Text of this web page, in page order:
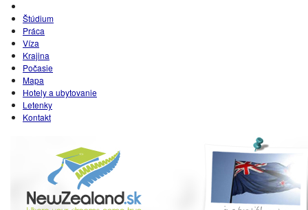
Štúdium
Práca
Víza
Krajina
Počasie
Mapa
Hotely a ubytovanie
Letenky
Kontakt